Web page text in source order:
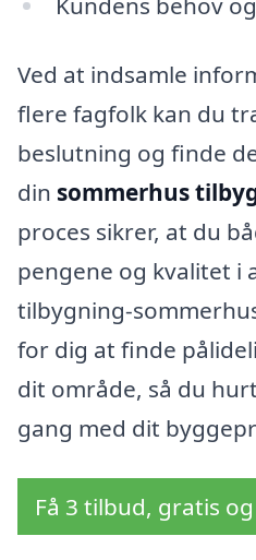
Ved at indsamle
flere fagfolk kan du
beslutning og finde
din sommerhus
proces sikrer, at du
pengene og kvalitet i
tilbygning-
for dig at finde
dit område, så du
gang med dit
Få 3 tilbud, gratis